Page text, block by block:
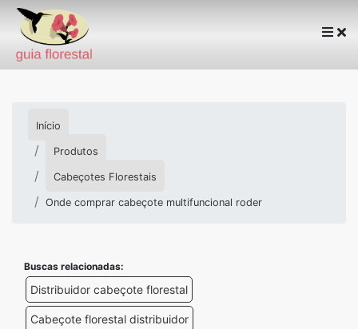
Início
Produtos
Cabeçotes Florestais
Onde comprar cabeçote multifuncional roder
Buscas relacionadas:
Distribuidor cabeçote florestal
Cabeçote florestal distribuidor